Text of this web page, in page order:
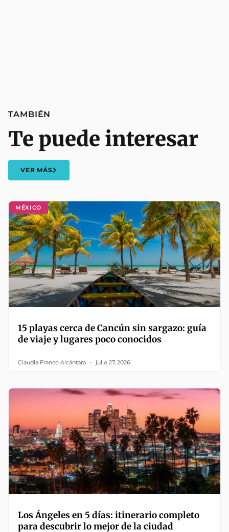
MÉXICO
15 playas cerca de Cancún sin sargazo: guía
de viaje y lugares poco conocidos
Claudia Franco Alcántara julio 27, 2026
Los Ángeles en 5 días: itinerario completo
para descubrir lo mejor de la ciudad
TAMBIÉN
Te puede interesar
VER MÁS